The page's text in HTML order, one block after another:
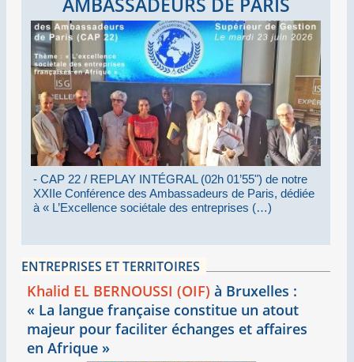
AMBASSADEURS DE PARIS
- CAP 22 / SEM Baye Moctar DIOP, Ambassadeur du
Sénégal à Paris, appelle à une véritable co-construction
des sommets Afrique-France
ENTREPRISES ET TERRITOIRES
Khalid EL BERNOUSSI (OIF) à Bruxelles :
« La langue française constitue un atout
majeur pour faciliter échanges et affaires
en Afrique »